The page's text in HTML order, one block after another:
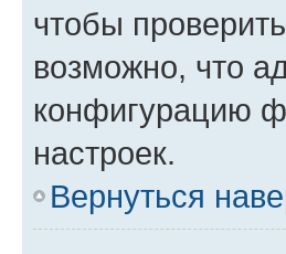
чтобы
возможно, что
конфигурацию
настроек.
Вернуться